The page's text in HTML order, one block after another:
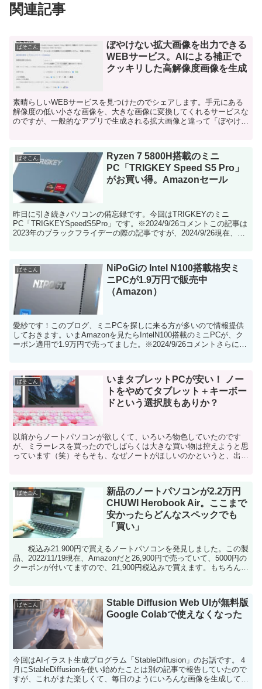
関連記事
ぱそこん
ぼやけない拡大画像を出力できる
WEBサービス。AIによる補正で
クッキリした高解像度画像を生成
素晴らしいWEBサービスを見つけたのでシェアします。手元にある
解像度の低い小さな画像を、大きな画像に変換してくれるサービスな
のですが、一般的なアプリで生成される拡大画像と違って「ぼやけな
ぱそこん
Ryzen 7 5800H搭載のミニ
PC「TRIGKEY Speed S5 Pro」
がお買い得。Amazonセール
昨日に引き続きパソコンの備忘録です。今回はTRIGKEYのミニ
PC「TRIGKEYSpeedS5Pro」です。※2024/9/26コメントこの記事は
2023年のブラックフライデーの際の記事ですが、2024/9/26現在、ア
ぱそこん
NiPoGiの Intel N100搭載格安ミ
ニPCが1.9万円で販売中
（Amazon）
愛紗です！このブログ、ミニPCを探しに来る方が多いので情報提供
しておきます。いまAmazonを見たらIntelN100搭載のミニPCが、ク
ーポン適用で1.9万円で売ってました。※2024/9/26コメントさらに安
ぱそこん
いまタブレットPCが安い！ ノー
トをやめてタブレット＋キーボー
ドという選択肢もありか？
以前からノートパソコンが欲しくて、いろいろ物色していたのです
が、ミラーレスを買ったのでしばらくは大きな買い物は控えようと思
っています（笑）そもそも、なぜノートがほしいのかというと、出か
ぱそこん
新品のノートパソコンが2.2万円
CHUWI Herobook Air。ここまで
安かったらどんなスペックでも
「買い」
税込み21.900円で買えるノートパソコンを発見しました。この製
品、2022/11/19現在、Amazonだと26,900円で売っていて、5000円の
クーポンが付いてますので、21,900円税込みで買えます。もちろん新
ぱそこん
Stable Diffusion Web UIが無料版
Google Colabで使えなくなった
今回はAIイラスト生成プログラム「StableDiffusion」のお話です。４
月にStableDiffusionを使い始めたことは別の記事で報告していたので
すが、これがまた楽しくて、毎日のようにいろんな画像を生成して、